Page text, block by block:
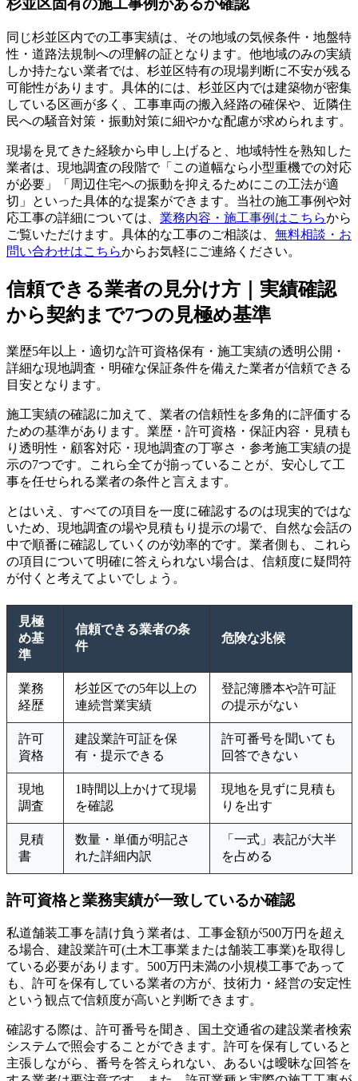
杉並区固有の施工事例があるか確認
同じ杉並区内での工事実績は、その地域の気候条件・地盤特
性・道路法規制への理解の証となります。他地域のみの実績
しか持たない業者では、杉並区特有の現場判断に不安が残る
可能性があります。具体的には、杉並区内では建築物が密集
している区画が多く、工事車両の搬入経路の確保や、近隣住
民への騒音対策・振動対策に細やかな配慮が求められます。
現場を見てきた経験から申し上げると、地域特性を熟知した
業者は、現地調査の段階で「この道幅なら小型重機での対応
が必要」「周辺住宅への振動を抑えるためにこの工法が適
切」といった具体的な提案ができます。当社の施工事例や対
応工事の詳細については、 業務内容・施工事例はこちらから
ご覧いただけます。具体的な工事のご相談は、 無料相談・お
問い合わせはこちらからお気軽にご連絡ください。
信頼できる業者の見分け方｜実績確認
から契約まで7つの見極め基準
業歴5年以上・適切な許可資格保有・施工実績の透明公開・
詳細な現地調査・明確な保証条件を備えた業者が信頼できる
目安となります。
施工実績の確認に加えて、業者の信頼性を多角的に評価する
ための基準があります。業歴・許可資格・保証内容・見積も
り透明性・顧客対応・現地調査の丁寧さ・参考施工実績の提
示の7つです。これら全てが揃っていることが、安心して工
事を任せられる業者の条件と言えます。
とはいえ、すべての項目を一度に確認するのは現実的ではな
いため、現地調査の場や見積もり提示の場で、自然な会話の
中で順番に確認していくのが効率的です。業者側も、これら
の項目について明確に答えられない場合は、信頼度に疑問符
が付くと考えてよいでしょう。
見極
め基
準
信頼できる業者の条
件
危険な兆候
業務
経歴
杉並区での5年以上の
連続営業実績
登記簿謄本や許可証
の提示がない
許可
資格
建設業許可証を保
有・提示できる
許可番号を聞いても
回答できない
現地
調査
1時間以上かけて現場
を確認
現地を見ずに見積も
りを出す
見積
書
数量・単価が明記さ
れた詳細内訳
「一式」表記が大半
を占める
許可資格と業務実績が一致しているか確認
私道舗装工事を請け負う業者は、工事金額が500万円を超え
る場合、建設業許可(土木工事業または舗装工事業)を取得し
ている必要があります。500万円未満の小規模工事であって
も、許可を保有している業者の方が、技術力・経営の安定性
という観点で信頼度が高いと判断できます。
確認する際は、許可番号を聞き、国土交通省の建設業者検索
システムで照会することができます。許可を保有していると
主張しながら、番号を答えられない、あるいは曖昧な回答を